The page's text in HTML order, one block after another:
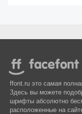
ffont.ru это самая
Здесь вы можете
шрифты абсолютно
расположенные на